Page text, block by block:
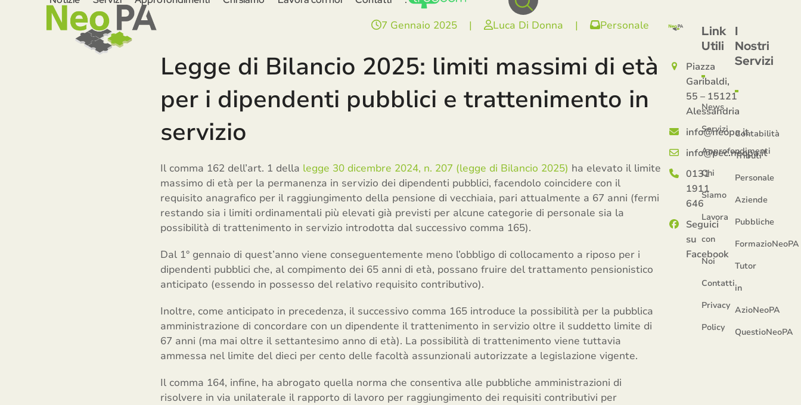
7 Gennaio 2025 | Luca Di Donna | Personale
Legge di Bilancio 2025: limiti massimi di età
per i dipendenti pubblici e trattenimento in
servizio
Il comma 162 dell’art. 1 della legge 30 dicembre 2024, n. 207 (legge di Bilancio 2025) ha elevato il limite
massimo di età per la permanenza in servizio dei dipendenti pubblici, facendolo coincidere con il
requisito anagrafico per il raggiungimento della pensione di vecchiaia, pari attualmente a 67 anni (fermi
restando sia i limiti ordinamentali più elevati già previsti per alcune categorie di personale sia la
possibilità di trattenimento in servizio introdotta dal successivo comma 165).
Dal 1° gennaio di quest’anno viene conseguentemente meno l’obbligo di collocamento a riposo per i
dipendenti pubblici che, al compimento dei 65 anni di età, possano fruire del trattamento pensionistico
anticipato (essendo in possesso del relativo requisito contributivo).
Inoltre, come anticipato in precedenza, il successivo comma 165 introduce la possibilità per la pubblica
amministrazione di concordare con un dipendente il trattenimento in servizio oltre il suddetto limite di
67 anni (ma mai oltre il settantesimo anno di età). La possibilità di trattenimento viene tuttavia
ammessa nel limite del dieci per cento delle facoltà assunzionali autorizzate a legislazione vigente.
Il comma 164, infine, ha abrogato quella norma che consentiva alle pubbliche amministrazioni di
risolvere in via unilaterale il rapporto di lavoro per raggiungimento dei requisiti contributivi per
Piazza
Garibaldi,
55 – 15121
Alessandria
info@neopa.it
info@pec.neopa.it
0131
1911
646
Seguici
su
Facebook
Link
Utili
News
Servizi
Approfondimenti
Chi
Siamo
Lavora
con
Noi
Contatti
Privacy
Policy
I
Nostri
Servizi
Contabilità
Tributi
Personale
Aziende
Pubbliche
FormazioNeoPA
Tutor
in
AzioNeoPA
QuestioNeoPA